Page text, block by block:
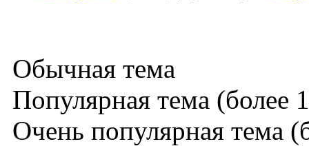
Обычная тема
Популярная тема (более
Очень популярная тема